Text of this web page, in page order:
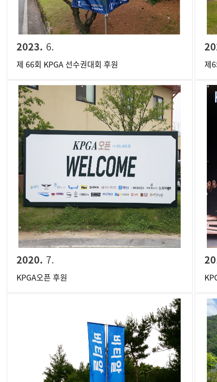
2023. 6.
제 66회 KPGA 선수권대회 후원 제
2020. 7.
KPGA오픈 후원